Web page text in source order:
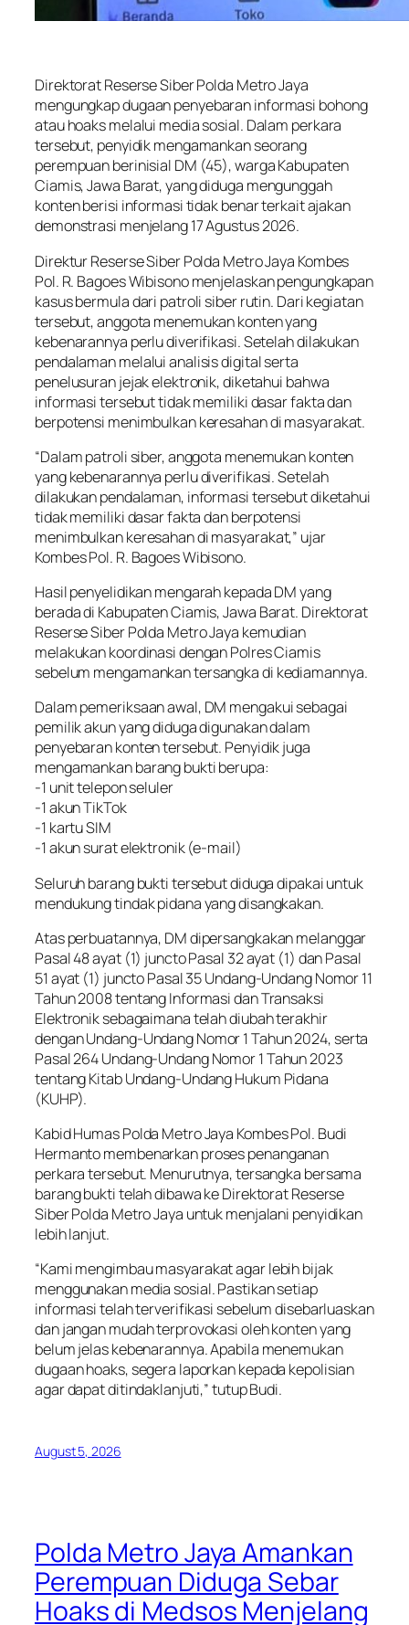
Direktorat Reserse Siber Polda Metro Jaya
mengungkap dugaan penyebaran informasi bohong
atau hoaks melalui media sosial. Dalam perkara
tersebut, penyidik mengamankan seorang
perempuan berinisial DM (45), warga Kabupaten
Ciamis, Jawa Barat, yang diduga mengunggah
konten berisi informasi tidak benar terkait ajakan
demonstrasi menjelang 17 Agustus 2026.
Direktur Reserse Siber Polda Metro Jaya Kombes
Pol. R. Bagoes Wibisono menjelaskan pengungkapan
kasus bermula dari patroli siber rutin. Dari kegiatan
tersebut, anggota menemukan konten yang
kebenarannya perlu diverifikasi. Setelah dilakukan
pendalaman melalui analisis digital serta
penelusuran jejak elektronik, diketahui bahwa
informasi tersebut tidak memiliki dasar fakta dan
berpotensi menimbulkan keresahan di masyarakat.
“Dalam patroli siber, anggota menemukan konten
yang kebenarannya perlu diverifikasi. Setelah
dilakukan pendalaman, informasi tersebut diketahui
tidak memiliki dasar fakta dan berpotensi
menimbulkan keresahan di masyarakat,” ujar
Kombes Pol. R. Bagoes Wibisono.
Hasil penyelidikan mengarah kepada DM yang
berada di Kabupaten Ciamis, Jawa Barat. Direktorat
Reserse Siber Polda Metro Jaya kemudian
melakukan koordinasi dengan Polres Ciamis
sebelum mengamankan tersangka di kediamannya.
Dalam pemeriksaan awal, DM mengakui sebagai
pemilik akun yang diduga digunakan dalam
penyebaran konten tersebut. Penyidik juga
mengamankan barang bukti berupa:
-1 unit telepon seluler
-1 akun TikTok
-1 kartu SIM
-1 akun surat elektronik (e-mail)
Seluruh barang bukti tersebut diduga dipakai untuk
mendukung tindak pidana yang disangkakan.
Atas perbuatannya, DM dipersangkakan melanggar
Pasal 48 ayat (1) juncto Pasal 32 ayat (1) dan Pasal
51 ayat (1) juncto Pasal 35 Undang-Undang Nomor 11
Tahun 2008 tentang Informasi dan Transaksi
Elektronik sebagaimana telah diubah terakhir
dengan Undang-Undang Nomor 1 Tahun 2024, serta
Pasal 264 Undang-Undang Nomor 1 Tahun 2023
tentang Kitab Undang-Undang Hukum Pidana
(KUHP).
Kabid Humas Polda Metro Jaya Kombes Pol. Budi
Hermanto membenarkan proses penanganan
perkara tersebut. Menurutnya, tersangka bersama
barang bukti telah dibawa ke Direktorat Reserse
Siber Polda Metro Jaya untuk menjalani penyidikan
lebih lanjut.
“Kami mengimbau masyarakat agar lebih bijak
menggunakan media sosial. Pastikan setiap
informasi telah terverifikasi sebelum disebarluaskan
dan jangan mudah terprovokasi oleh konten yang
belum jelas kebenarannya. Apabila menemukan
dugaan hoaks, segera laporkan kepada kepolisian
agar dapat ditindaklanjuti,” tutup Budi.
August 5, 2026
Polda Metro Jaya Amankan
Perempuan Diduga Sebar
Hoaks di Medsos Menjelang